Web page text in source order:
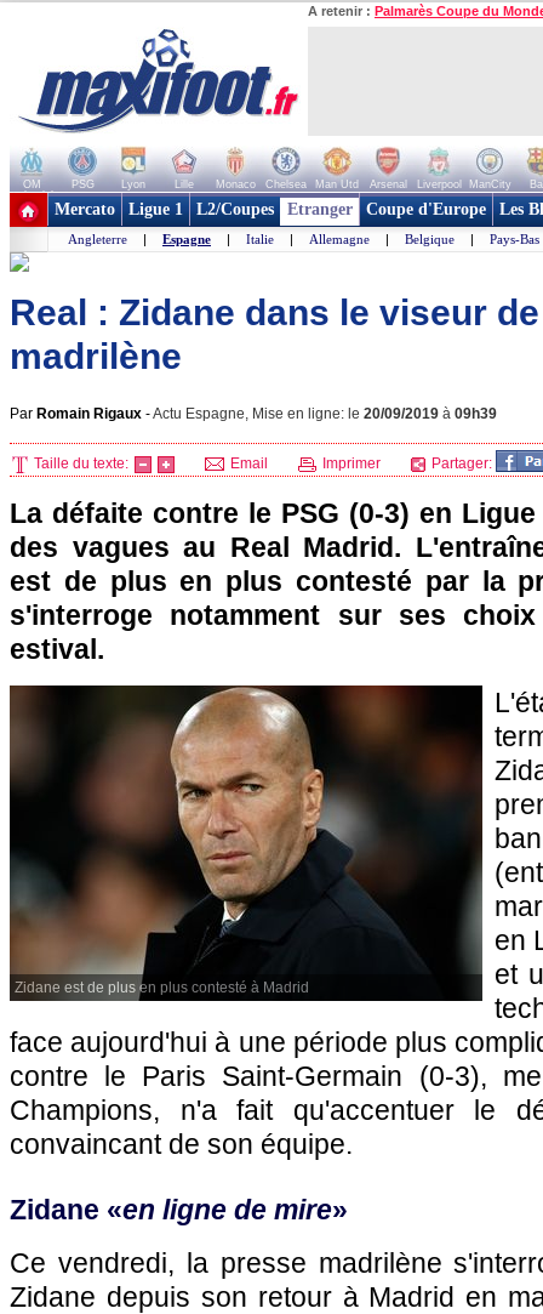
A retenir : Palmarès Coupe du
OM PSG Lyon Lille Monaco Chelsea Man Utd Arsenal Liverpool ManCity
+ de clubs
Mercato Ligue 1 L2/Coupes Etranger Coupe d'Europe Les
Angleterre | Espagne | Italie | Allemagne | Belgique | Pays-Bas
Real : Zidane dans le viseur
madrilène
Par Romain Rigaux -Actu Espagne, Mise en ligne: le 20/09/2019 à 09h39
Taille du texte: Email Imprimer Partager:
La défaite contre le PSG (0-3) en
des vagues au Real Madrid.
est de plus en plus contesté par la
s'interroge notamment sur ses
estival.
Zidane est de plus en plus contesté à Madrid
en
et
face aujourd'hui à une période plus
contre le Paris Saint-Germain (0-3),
Champions, n'a fait qu'accentuer le
convaincant de son équipe.
Zidane «en ligne de mire»
Ce vendredi, la presse madrilène
Zidane depuis son retour à Madrid en